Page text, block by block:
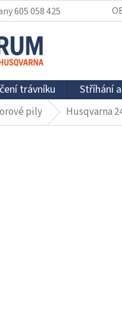
605 058 425
trávníku Stříhání
pily Husqvarna